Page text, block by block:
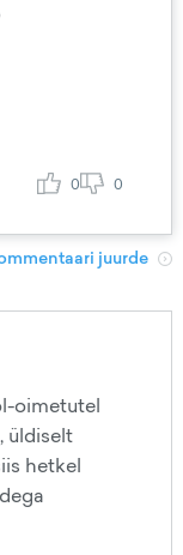
0 0
juurde
oimetutel
üldiselt
hetkel